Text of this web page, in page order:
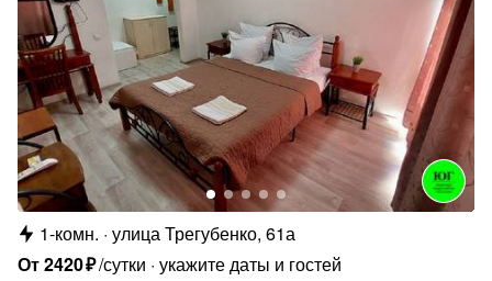
1-комн. улица Трегубенко, 61а
От2420₽/сутки укажите даты и гостей